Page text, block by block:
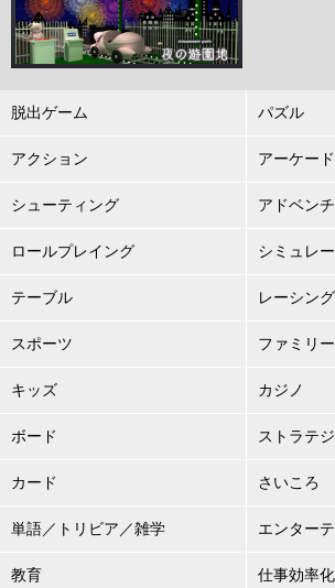
脱出ゲーム パズル
アクション アーケード
シューティング アドベン
ロールプレイング シミュレ
テーブル レーシン
スポーツ ファミリー
キッズ カジノ
ボード ストラテ
カード さいころ
単語／トリビア／雑学 エンター
教育 仕事効率化